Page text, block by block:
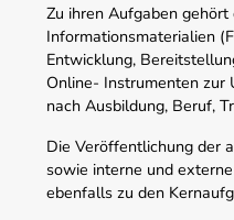
Zu ihren Aufgaben
Informationsmaterialien
Entwicklung,
Online- Instrumenten zur
nach Ausbildung, Beruf,
Die Veröffentlichung der
sowie interne und
ebenfalls zu den